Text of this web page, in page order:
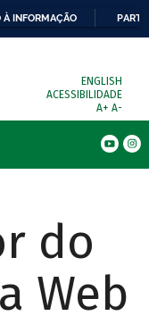
À INFORMAÇÃO
ENGLISH
ACESSIBILIDADE
A+ A-
do
Web